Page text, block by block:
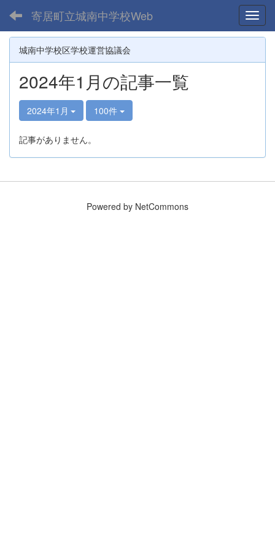
寄居町立城南中学校Web
城南中学校区学校運営協議会
2024年1月の記事一覧
2024年1月 100件
記事がありません。
Powered by NetCommons